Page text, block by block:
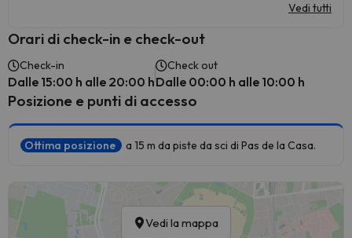
Vedi tutti
Orari di check-in e check-out
Check-in
Dalle 15:00 h alle 20:00 h
Check out
Dalle 00:00 h alle 10:00 h
Posizione e punti di accesso
Ottima posizione a 15 m da piste da sci di Pas de la Casa.
Vedi la mappa